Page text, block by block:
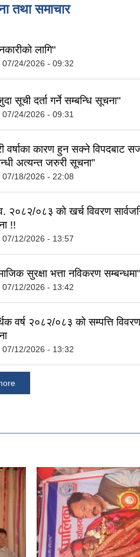
तथा समाचार
लागि"
07/24/2026 - 09:32
सूची दर्ता गर्ने सम्बन्धि सूचना"
07/24/2026 - 09:31
वर्षाका कारण हुन सक्ने विपदबाट
अत्यन्त जरुरी सूचना”
07/18/2026 - 22:08
२०८२/०८३ को खर्च विवरण
!!
07/12/2026 - 13:57
सुरक्षा भत्ता नविकरण सम्बन्धमा"
07/12/2026 - 13:42
वर्ष २०८२/०८३ को सम्पत्ति
07/12/2026 - 13:32